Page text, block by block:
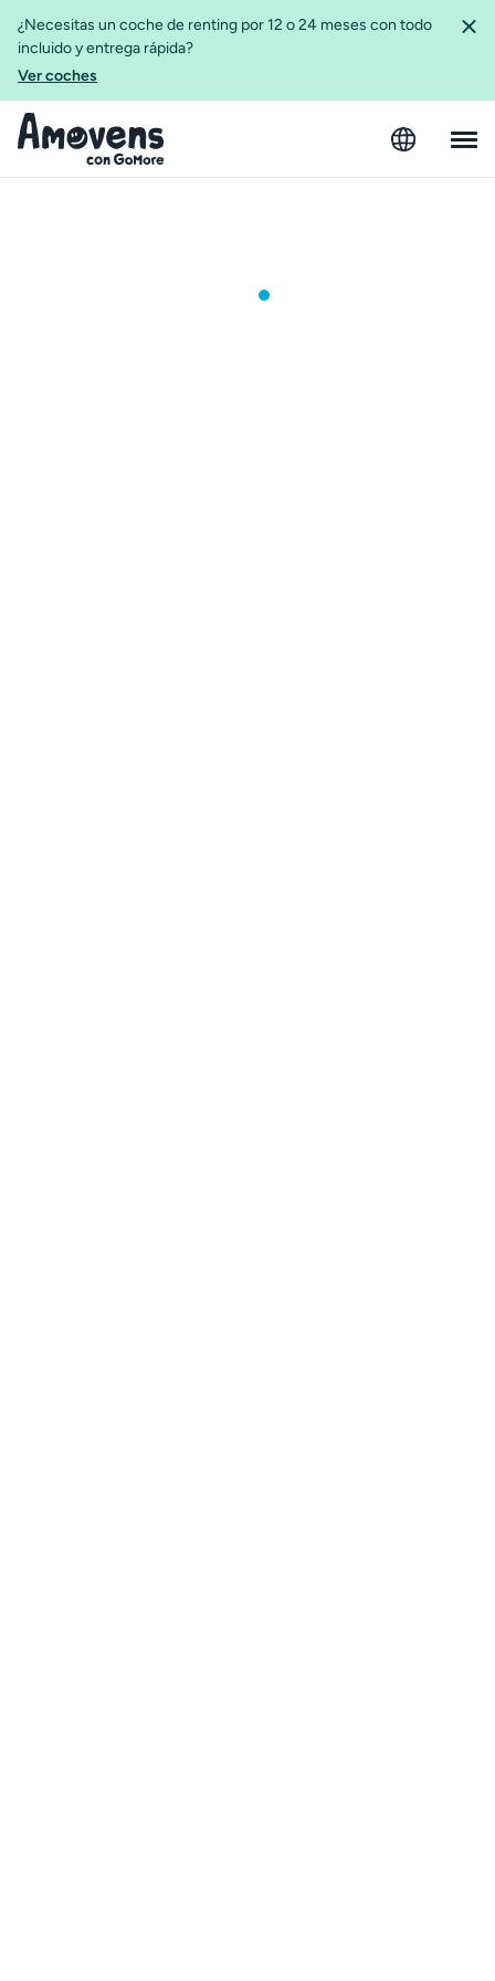
¿Necesitas un coche de renting por 12 o 24 meses con todo
incluido y entrega rápida?
Ver coches